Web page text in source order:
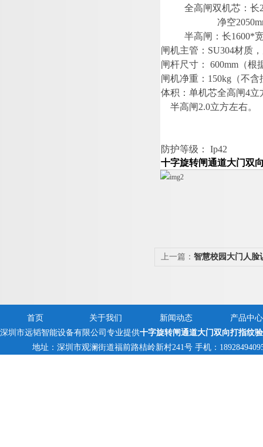
全高闸双机芯：长
净空
半高闸：长1600*
闸机主管 ： SU304材质，
闸杆尺寸 ： 600mm （
闸机净重 ： 150kg （不
体积：单机芯全高闸4立
半高闸2.0立方左右。
防护等级 ：
Ip42
十字旋转闸通道大门双
上一篇： 智慧校园大门人脸
首页 关于我们 新闻动态
产品中心
深圳市远韬智能设备有限公司专业提供十字旋转闸通道大门双向打指纹
地址：深圳市观澜街道福前路桔岭新村241号 手机：